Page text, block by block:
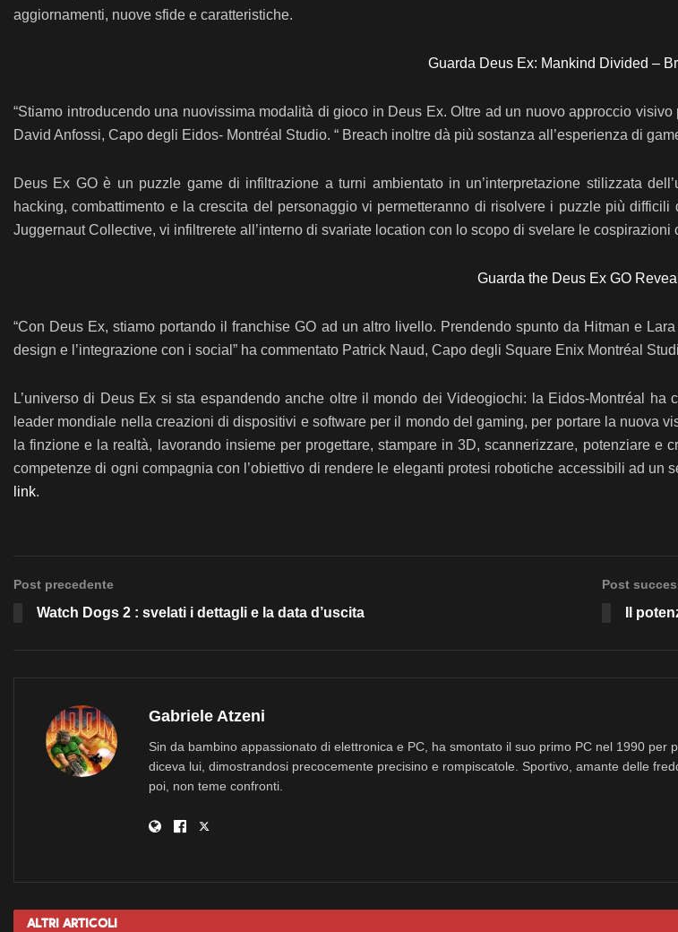
aggiornamenti, nuove sfide e caratteristiche.
Guarda Deus Ex: Mankind Divided –
“Stiamo introducendo una nuovissima modalità di gioco in Deus Ex. Oltre ad un nuovo approccio
David Anfossi, Capo degli Eidos- Montréal Studio. “ Breach inoltre dà più sostanza all’esperienza di
Deus Ex GO è un puzzle game di infiltrazione a turni ambientato in un’interpretazione stilizzata
hacking, combattimento e la crescita del personaggio vi permetteranno di risolvere i puzzle più
Juggernaut Collective, vi infiltrerete all’interno di svariate location con lo scopo di svelare le cospirazioni
Guarda the Deus Ex GO
“Con Deus Ex, stiamo portando il franchise GO ad un altro livello. Prendendo spunto da Hitman e
design e l’integrazione con i social” ha commentato Patrick Naud, Capo degli Square Enix Montréal
L’universo di Deus Ex si sta espandendo anche oltre il mondo dei Videogiochi: la Eidos-Montréal
leader mondiale nella creazioni di dispositivi e software per il mondo del gaming, per portare la nuova
la finzione e la realtà, lavorando insieme per progettare, stampare in 3D, scannerizzare, potenziare e
competenze di ogni compagnia con l’obiettivo di rendere le eleganti protesi robotiche accessibili ad
link.
Post precedente
Watch Dogs 2 : svelati i dettagli e la data d’uscita
Post
Il
Gabriele Atzeni
Sin da bambino appassionato di elettronica e PC, ha smontato il suo primo PC nel 1990
diceva lui, dimostrandosi precocemente precisino e rompiscatole. Sportivo, amante delle
poi, non teme confronti.
Altri Articoli